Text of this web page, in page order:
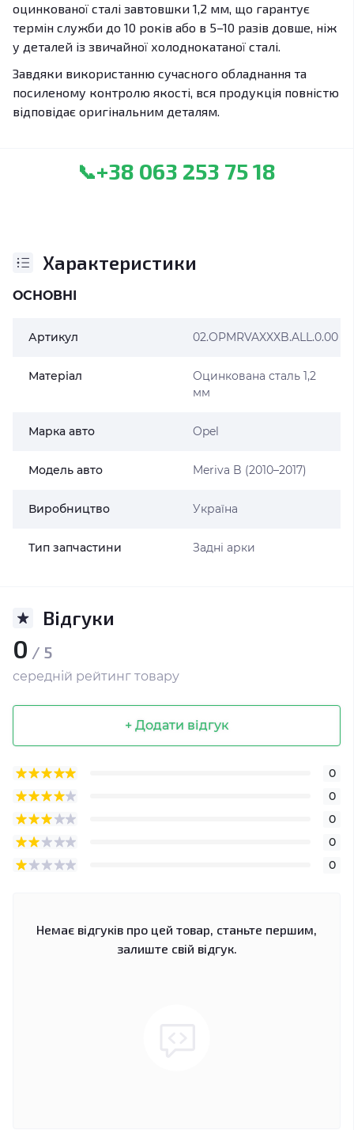
оцинкованої сталі завтовшки 1,2 мм, що гарантує
термін служби до 10 років або в 5–10 разів довше, ніж
у деталей із звичайної холоднокатаної сталі.
Завдяки використанню сучасного обладнання та
посиленому контролю якості, вся продукція повністю
відповідає оригінальним деталям.
📞+38 063 253 75 18
Характеристики
ОСНОВНІ
Артикул 02.OPMRVAXXXB.ALL.0.00
Матеріал
Оцинкована сталь 1,2
мм
Марка авто Opel
Модель авто Meriva B (2010–2017)
Виробництво Україна
Тип запчастини Задні арки
Відгуки
0 / 5
середній рейтинг товару
+ Додати відгук
0
0
0
0
0
Немає відгуків про цей товар, станьте першим,
залиште свій відгук.